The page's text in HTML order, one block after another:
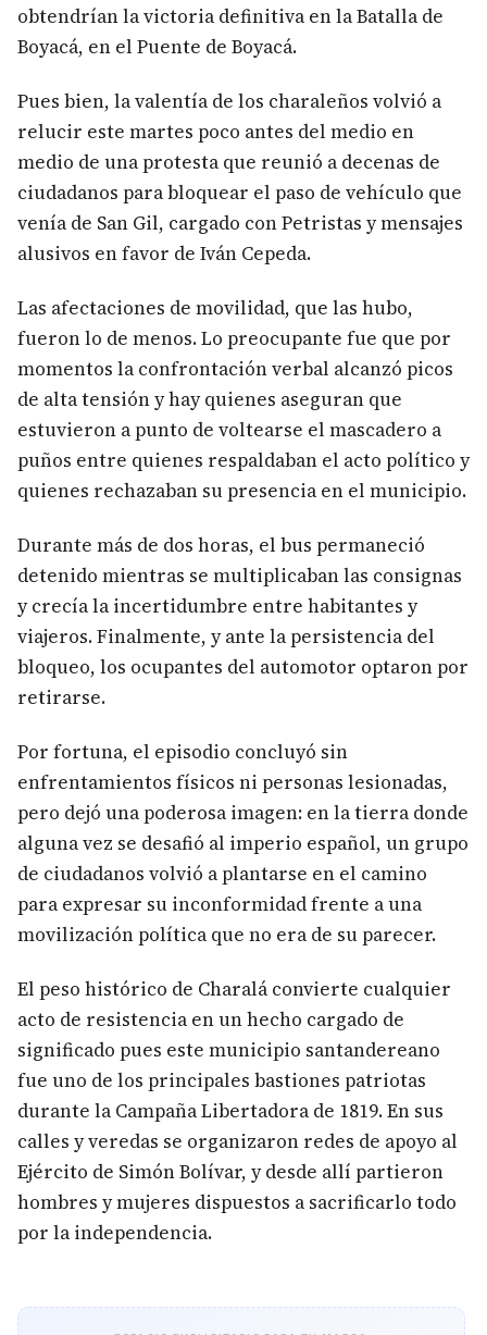
obtendrían la victoria definitiva en la Batalla de
Boyacá, en el Puente de Boyacá.
Pues bien, la valentía de los charaleños volvió a
relucir este martes poco antes del medio en
medio de una protesta que reunió a decenas de
ciudadanos para bloquear el paso de vehículo que
venía de San Gil, cargado con Petristas y mensajes
alusivos en favor de Iván Cepeda.
Las afectaciones de movilidad, que las hubo,
fueron lo de menos. Lo preocupante fue que por
momentos la confrontación verbal alcanzó picos
de alta tensión y hay quienes aseguran que
estuvieron a punto de voltearse el mascadero a
puños entre quienes respaldaban el acto político y
quienes rechazaban su presencia en el municipio.
Durante más de dos horas, el bus permaneció
detenido mientras se multiplicaban las consignas
y crecía la incertidumbre entre habitantes y
viajeros. Finalmente, y ante la persistencia del
bloqueo, los ocupantes del automotor optaron por
retirarse.
Por fortuna, el episodio concluyó sin
enfrentamientos físicos ni personas lesionadas,
pero dejó una poderosa imagen: en la tierra donde
alguna vez se desafió al imperio español, un grupo
de ciudadanos volvió a plantarse en el camino
para expresar su inconformidad frente a una
movilización política que no era de su parecer.
El peso histórico de Charalá convierte cualquier
acto de resistencia en un hecho cargado de
significado pues este municipio santandereano
fue uno de los principales bastiones patriotas
durante la Campaña Libertadora de 1819. En sus
calles y veredas se organizaron redes de apoyo al
Ejército de Simón Bolívar, y desde allí partieron
hombres y mujeres dispuestos a sacrificarlo todo
por la independencia.